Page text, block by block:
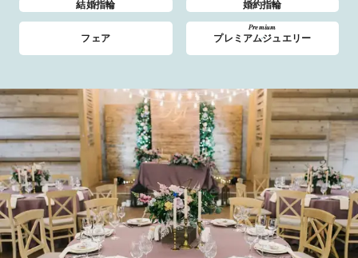
結婚指輪 婚約指輪
フェア
Premium
プレミアムジュエリー